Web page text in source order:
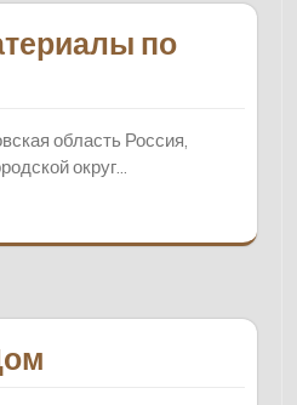
по
область Россия,
округ…